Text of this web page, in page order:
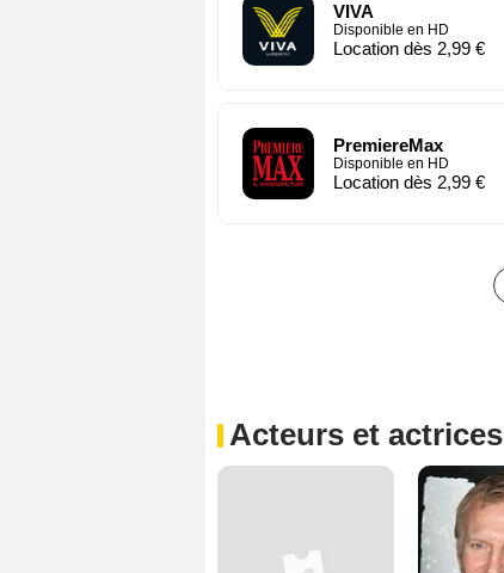
VIVA
Disponible en HD
Location dès 2,99 €
PremiereMax
Disponible en HD
Location dès 2,99 €
Acteurs et actrices